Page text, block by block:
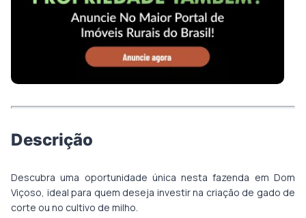
Descrição
Descubra uma oportunidade única nesta fazenda em Dom
Viçoso, ideal para quem deseja investir na criação de gado de
corte ou no cultivo de milho.